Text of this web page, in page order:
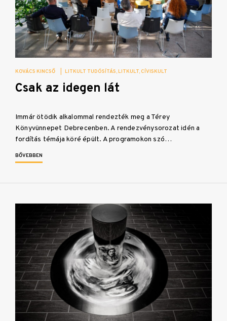
KOVÁCS KINCSŐ LITKULT TUDÓSÍTÁS LITKULT CÍVISKULT
Csak az idegen lát
Immár ötödik alkalommal rendezték meg a Térey
Könyvünnepet Debrecenben. A rendezvénysorozat idén a
fordítás témája köré épült. A programokon szó…
BŐVEBBEN